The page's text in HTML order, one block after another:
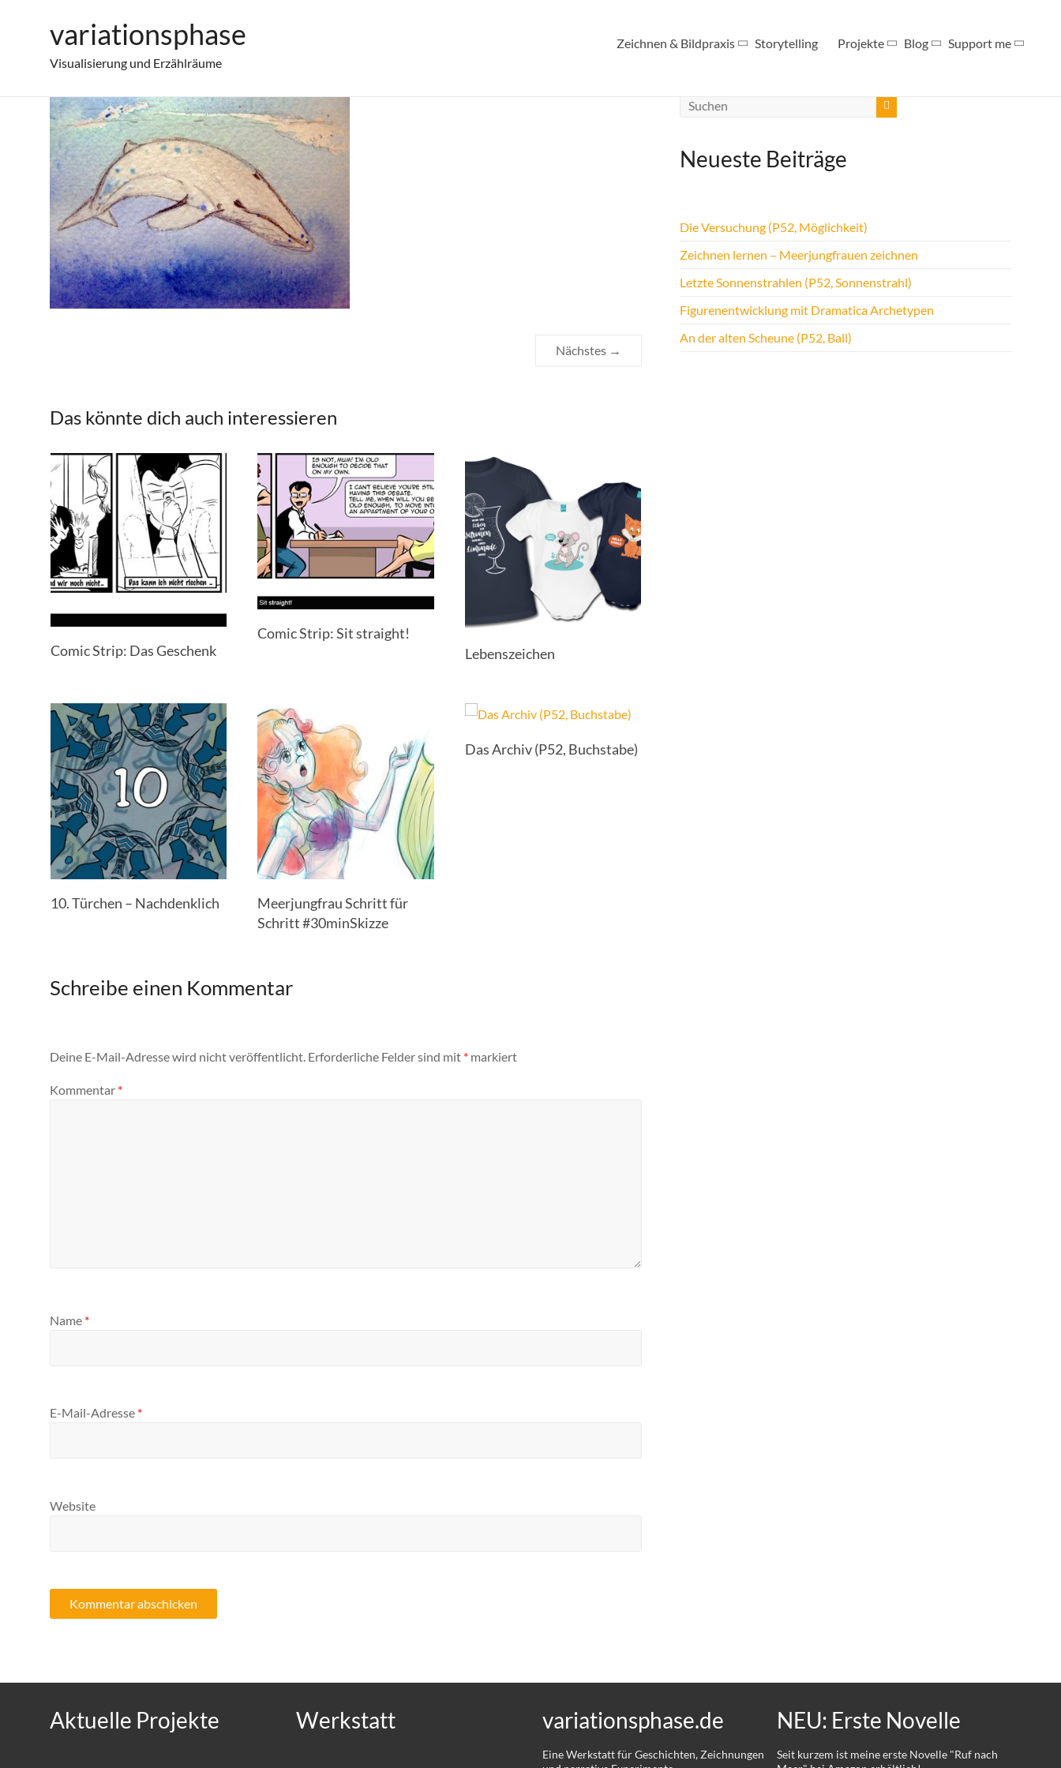
variationsphase
Visualisierung und Erzählräume
Zeichnen & Bildpraxis Storytelling Projekte Blog Support me
Arbeitsschritt Rubbelkrepp
Nächstes →
Das könnte dich auch interessieren
Comic Strip: Das Geschenk
Comic Strip: Sit straight!
Lebenszeichen
10. Türchen – Nachdenklich
Meerjungfrau Schritt für
Schritt #30minSkizze
Das Archiv (P52, Buchstabe)
Schreibe einen Kommentar
Deine E-Mail-Adresse wird nicht veröffentlicht. Erforderliche Felder sind mit * markiert
Kommentar *
Name *
E-Mail-Adresse *
Website
Neueste Beiträge
Die Versuchung (P52, Möglichkeit)
Zeichnen lernen – Meerjungfrauen zeichnen
Letzte Sonnenstrahlen (P52, Sonnenstrahl)
Figurenentwicklung mit Dramatica Archetypen
An der alten Scheune (P52, Ball)
Aktuelle Projekte Werkstatt variationsphase.de
Eine Werkstatt für Geschichten, Zeichnungen
NEU: Erste Novelle
Seit kurzem ist meine erste Novelle "Ruf nach